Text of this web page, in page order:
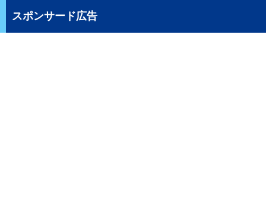
スポンサード広告